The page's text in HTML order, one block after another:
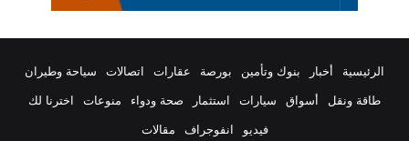
الرئيسية أخبار بنوك وتأمين بورصة عقارات اتصالات
سياحة وطيران
طاقة ونقل
أسواق سيارات استثمار صحة ودواء منوعات
اخترنا لك
فيديو
انفوجراف مقالات